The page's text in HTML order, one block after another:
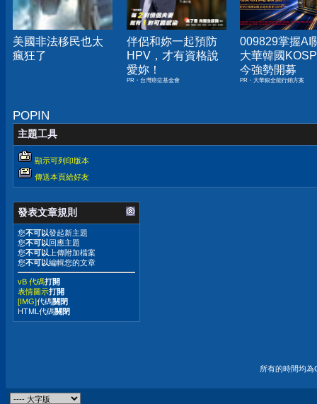
美國非法移民也太
瘋狂了
伴侶和妳一起預防
HPV，才有資格說
愛妳！
PR・台灣癌症基金會
009829掌握AI
大華韓國
今強勢開募
PR・大華銀全能行銷方案
POPIN
主題工具
顯示可列印版本
傳送本頁給好友
發表文章規則
您不可以發起新主題
您不可以回應主題
您不可以 上傳附加檔案
您不可以編輯您的文章
vB 代碼打開
表情圖示打開
[IMG]代碼關閉
HTML代碼關閉
所有的時間均為